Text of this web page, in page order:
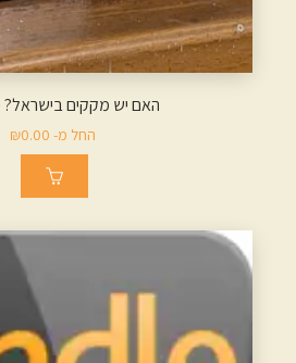
האם יש מקקים בישראל?
החל מ- ₪0.00